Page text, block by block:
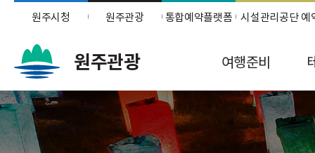
원주시청 원주관광 통합예약플랫폼 시설관리공단 예
원주관광 여행준비